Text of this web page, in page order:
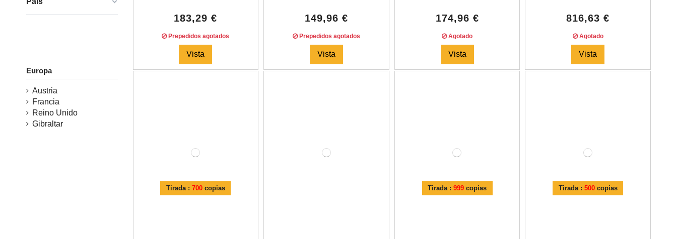
183,29 €
Prepedidos agotados
Vista
149,96 €
Prepedidos agotados
Vista
174,96 €
Agotado
Vista
816,63 €
Agotado
Vista
Tirada : 700copias Tirada :999 copias Tirada : 500copias
Europa
Austria
Francia
Reino Unido
Gibraltar